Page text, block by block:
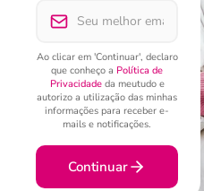
Ao clicar em 'Continuar', declaro
que conheço a Política de
Privacidadeda meutudo e
autorizo a utilização das minhas
informações para receber e-
mails e notificações.
Continuar